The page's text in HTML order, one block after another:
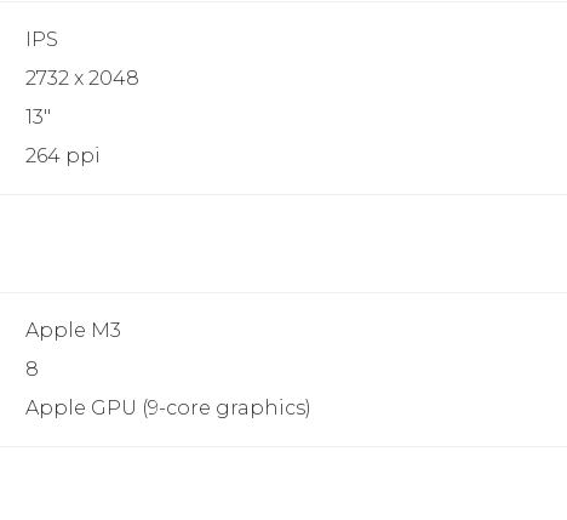
IPS
2732 x 2048
13"
264 ppi
Apple M3
8
Apple GPU (9-core graphics)